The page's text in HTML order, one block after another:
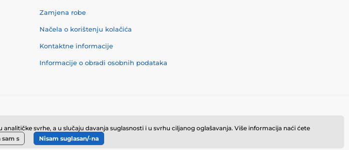
Zamjena robe
Načela o korištenju kolačića
Kontaktne informacije
Informacije o obradi osobnih podataka
svrhe, a u slučaju davanja suglasnosti i u svrhu ciljanog oglašavanja. Više informacija naći ćete
sam s Nisam suglasan/-na